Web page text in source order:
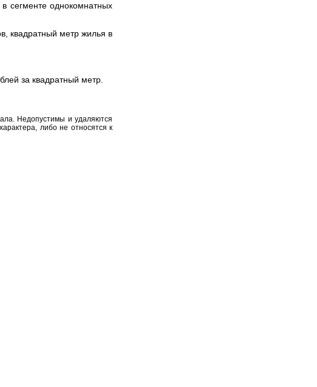
сегменте однокомнатных
квадратный метр жилья в
за квадратный метр.
Недопустимы и удаляются
либо не относятся к